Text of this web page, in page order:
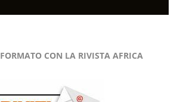
CON LA RIVISTA AFRICA